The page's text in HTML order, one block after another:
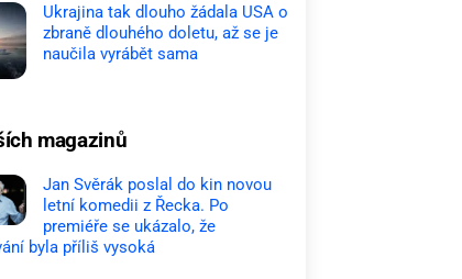
Ukrajina tak dlouho žádala USA o
zbraně dlouhého doletu, až se je
naučila vyrábět sama
magazinů
Jan Svěrák poslal do kin novou
letní komedii z Řecka. Po
premiéře se ukázalo, že
byla příliš vysoká